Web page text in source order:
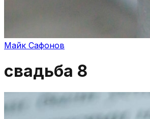
Майк Сафонов
свадьба 8